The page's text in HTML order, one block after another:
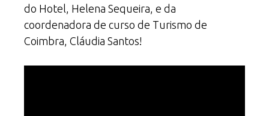
do Hotel, Helena Sequeira, e da
coordenadora de curso de Turismo de
Coimbra, Cláudia Santos!